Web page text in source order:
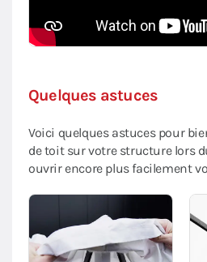
Quelques astuces
Voici quelques astuces pour
de toit sur votre structure lors
ouvrir encore plus facilement